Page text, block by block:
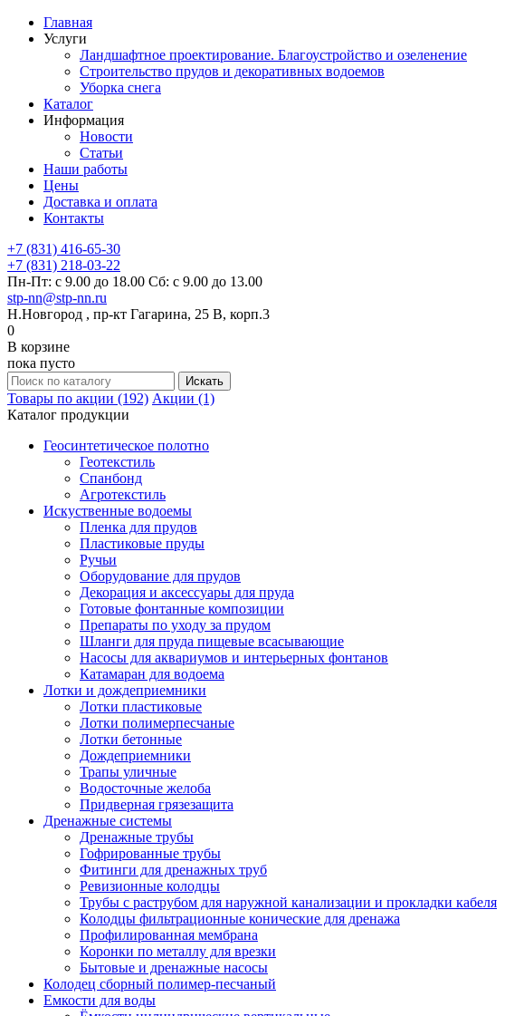
Главная
Услуги
Ландшафтное проектирование. Благоустройство и озеленение
Строительство прудов и декоративных водоемов
Уборка снега
Каталог
Информация
Новости
Статьи
Наши работы
Цены
Доставка и оплата
Контакты
+7 (831) 416-65-30
+7 (831) 218-03-22
Пн-Пт: с 9.00 до 18.00 Сб: с 9.00 до 13.00
stp-nn@stp-nn.ru
Н.Новгород , пр-кт Гагарина, 25 В, корп.3
0
В корзине
пока пусто
Товары по акции (192) Акции (1)
Каталог продукции
Геосинтетическое полотно
Геотекстиль
Спанбонд
Агротекстиль
Искуственные водоемы
Пленка для прудов
Пластиковые пруды
Ручьи
Оборудование для прудов
Декорация и аксессуары для пруда
Готовые фонтанные композиции
Препараты по уходу за прудом
Шланги для пруда пищевые всасывающие
Насосы для аквариумов и интерьерных фонтанов
Катамаран для водоема
Лотки и дождеприемники
Лотки пластиковые
Лотки полимерпесчаные
Лотки бетонные
Дождеприемники
Трапы уличные
Водосточные желоба
Придверная грязезащита
Дренажные системы
Дренажные трубы
Гофрированные трубы
Фитинги для дренажных труб
Ревизионные колодцы
Трубы с раструбом для наружной канализации и прокладки кабеля
Колодцы фильтрационные конические для дренажа
Профилированная мембрана
Коронки по металлу для врезки
Бытовые и дренажные насосы
Колодец сборный полимер-песчаный
Емкости для воды